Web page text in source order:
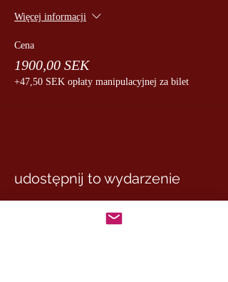
Więcej informacji
Cena
1900,00 SEK
+47,50 SEK opłaty manipulacyjnej za bilet
udostępnij to wydarzenie